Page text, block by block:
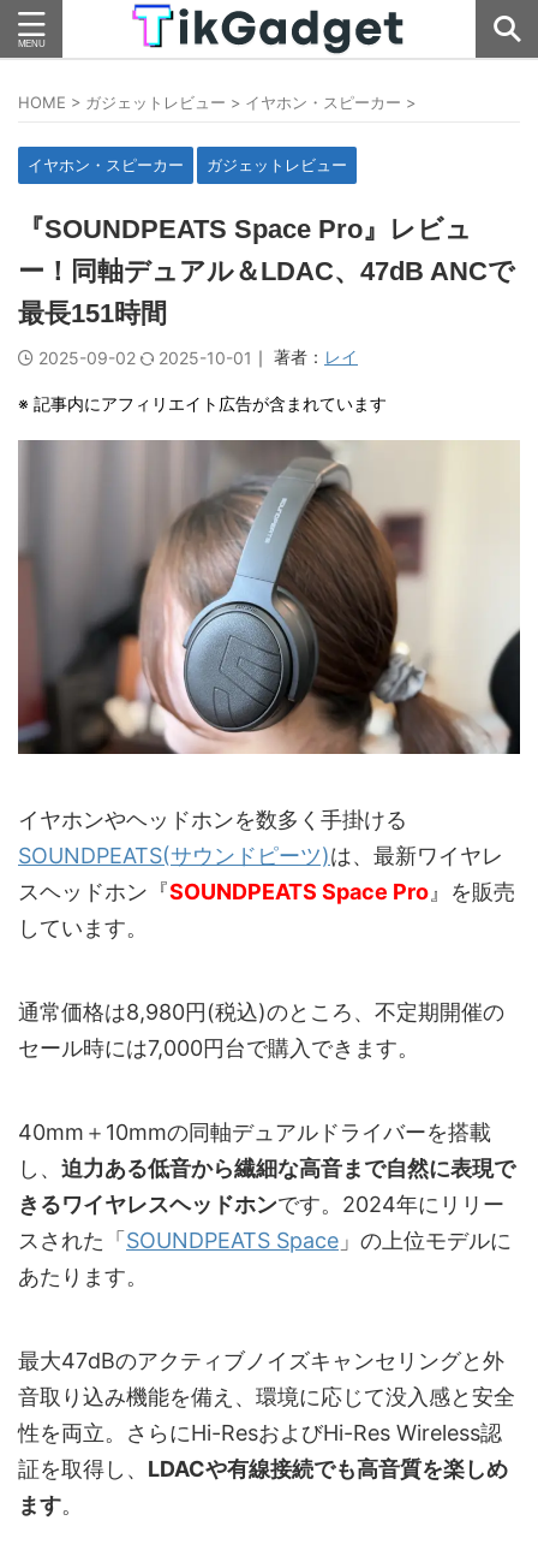
HOME > ガジェットレビュー > イヤホン・スピーカー >
イヤホン・スピーカー ガジェットレビュー
『SOUNDPEATS Space Pro』レビュ
ー！同軸デュアル＆LDAC、47dB ANCで
最長151時間
2025-09-02 2025-10-01 ｜ 著者： レイ
※ 記事内にアフィリエイト広告が含まれています
イヤホンやヘッドホンを数多く手掛ける
SOUNDPEATS(サウンドピーツ)は、最新ワイヤレ
スヘッドホン『SOUNDPEATS Space Pro』を販売
しています。
通常価格は8,980円(税込)のところ、不定期開催の
セール時には7,000円台で購入できます。
40mm＋10mmの同軸デュアルドライバーを搭載
し、 迫力ある低音から繊細な高音まで自然に表現で
きるワイヤレスヘッドホンです。2024年にリリー
スされた「 SOUNDPEATS Space 」の上位モデルに
あたります。
最大47dBのアクティブノイズキャンセリングと外
音取り込み機能を備え、環境に応じて没入感と安全
性を両立。さらにHi-ResおよびHi-Res Wireless認
証を取得し、 LDACや有線接続でも高音質を楽しめ
ます。